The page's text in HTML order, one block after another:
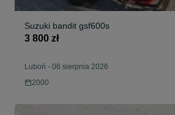
Suzuki bandit gsf600s
3 800 zł
Luboń - 06 sierpnia 2026
2000